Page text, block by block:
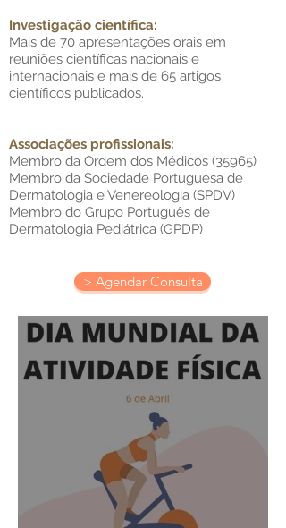
Investigação científica:
Mais de 70 apresentações orais em
reuniões científicas nacionais e
internacionais e mais de 65 artigos
científicos publicados.
Associações profissionais:
​Membro da Ordem dos Médicos (35965)
Membro da Sociedade Portuguesa de
Dermatologia e Venereologia (SPDV)
Membro do Grupo Português de
Dermatologia Pediátrica (GPDP)
> Agendar Consulta